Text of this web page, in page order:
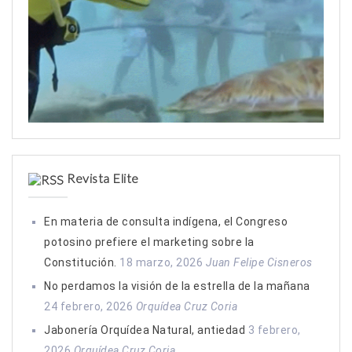
Revista Elite
En materia de consulta indígena, el Congreso
potosino prefiere el marketing sobre la
Constitución. 18 marzo, 2026 Juan Felipe Cisneros
No perdamos la visión de la estrella de la mañana
24 febrero, 2026 Orquídea Cruz Coria
Jabonería Orquídea Natural, antiedad 3 febrero,